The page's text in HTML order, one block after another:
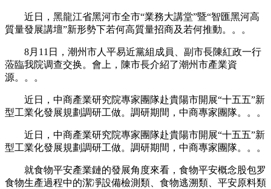
近日，黑龍江省黑河市全市“業務大講堂”暨“智匯黑河高
質量發展講壇”新形勢下若何高質量招商及若何推動。。。
8月11日，潮州市人平易近黨組成員、副市長陳紅政一行
蒞臨我院调查交换。會上，陳市長介紹了潮州市產業資
源。。。
近日，中商產業研究院專家團隊赴貴陽市開展“十五五”新
型工業化發展規劃調研工做。調研期間，中商專家團隊。。。
近日，中商產業研究院專家團隊赴貴陽市開展“十五五”新
型工業化發展規劃調研工做。調研期間，中商專家團隊。。。
就食物平安產業鏈的發展角度來看，食物平安概念股包罗
食物生產過程中的潔凈設備檢測類、食物逃溯類、平安原料類